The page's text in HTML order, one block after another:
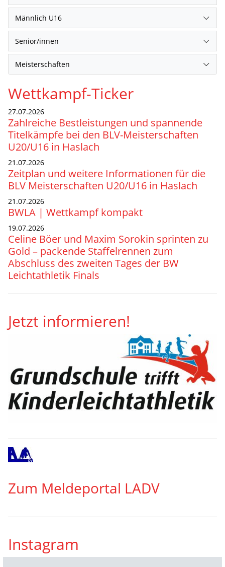
Männlich U16
Senior/innen
Meisterschaften
Wettkampf-Ticker
27.07.2026
Zahlreiche Bestleistungen und spannende
Titelkämpfe bei den BLV-Meisterschaften
U20/U16 in Haslach
21.07.2026
Zeitplan und weitere Informationen für die
BLV Meisterschaften U20/U16 in Haslach
21.07.2026
BWLA | Wettkampf kompakt
19.07.2026
Celine Böer und Maxim Sorokin sprinten zu
Gold – packende Staffelrennen zum
Abschluss des zweiten Tages der BW
Leichtathletik Finals
Jetzt informieren!
Zum Meldeportal LADV
Instagram